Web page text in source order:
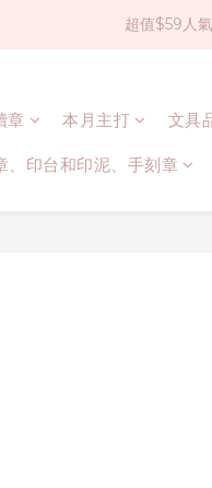
社群大人
超值$59人
社群大人
章 本月主打 文具
、印台和印泥、手刻章